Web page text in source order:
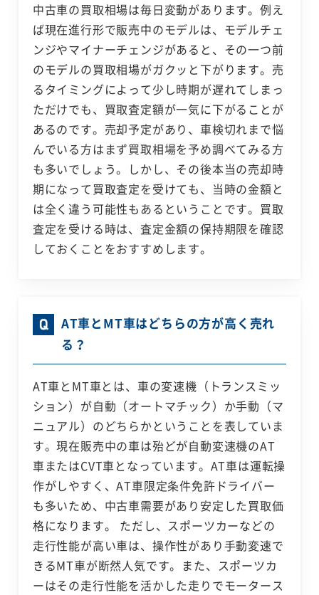
中古車の買取相場は毎日変動があります。例え
ば現在進行形で販売中のモデルは、モデルチェ
ンジやマイナーチェンジがあると、その一つ前
のモデルの買取相場がガクッと下がります。売
るタイミングによって少し時期が遅れてしまっ
ただけでも、買取査定額が一気に下がることが
あるのです。売却予定があり、車検切れまで悩
んでいる方はまず買取相場を予め調べてみる方
も多いでしょう。しかし、その後本当の売却時
期になって買取査定を受けても、当時の金額と
は全く違う可能性もあるということです。買取
査定を受ける時は、査定金額の保持期限を確認
しておくことをおすすめします。
AT車とMT車はどちらの方が高く売れ
る？
AT車とMT車とは、車の変速機（トランスミッ
ション）が自動（オートマチック）か手動（マ
ニュアル）のどちらかということを表していま
す。現在販売中の車は殆どが自動変速機のAT
車またはCVT車となっています。AT車は運転操
作がしやすく、AT車限定条件免許ドライバー
も多いため、中古車需要があり安定した買取価
格になります。 ただし、スポーツカーなどの
走行性能が高い車は、操作性があり手動変速で
きるMT車が断然人気です。また、スポーツカ
ーはその走行性能を活かした走りでモータース